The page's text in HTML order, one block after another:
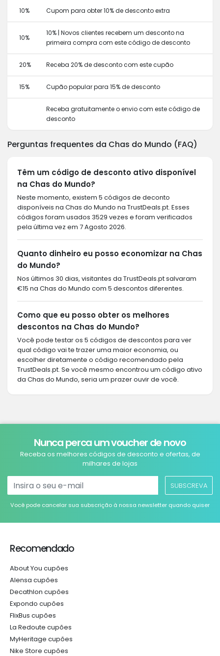
10% Cupom para obter 10% de desconto extra
10%
10% | Novos clientes recebem um desconto na
primeira compra com este código de desconto
20% Receba 20% de desconto com este cupão
15% Cupão popular para 15% de desconto
Receba gratuitamente o envio com este código de
desconto
Perguntas frequentes da Chas do Mundo (FAQ)
Têm um código de desconto ativo disponível
na Chas do Mundo?
Neste momento, existem 5 códigos de deconto
disponíveis na Chas do Mundo na TrustDeals.pt. Esses
códigos foram usados 3529 vezes e foram verificados
pela última vez em 7 Agosto 2026.
Quanto dinheiro eu posso economizar na Chas
do Mundo?
Nos últimos 30 dias, visitantes da TrustDeals.pt salvaram
€15 na Chas do Mundo com 5 descontos diferentes.
Como que eu posso obter os melhores
descontos na Chas do Mundo?
Você pode testar os 5 códigos de descontos para ver
qual código vai te trazer uma maior economia, ou
escolher diretamente o código recomendado pela
TrustDeals.pt. Se você mesmo encontrou um código ativo
da Chas do Mundo, seria um prazer ouvir de você.
Nunca perca um voucher de novo
Receba os melhores códigos de desconto e ofertas, de
milhares de lojas
SUBSCREVA
Você pode cancelar sua subscrição à nossa newsletter quando quiser
Recomendado
About You cupões
Alensa cupões
Decathlon cupões
Expondo cupões
FlixBus cupões
La Redoute cupões
MyHeritage cupões
Nike Store cupões